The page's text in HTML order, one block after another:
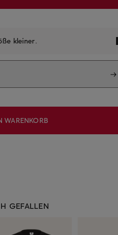
kleiner.
WARENKORB
GEFALLEN